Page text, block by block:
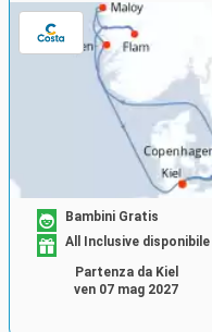
Bambini Gratis
All Inclusive disponibile
Partenza da Kiel
ven 07 mag 2027